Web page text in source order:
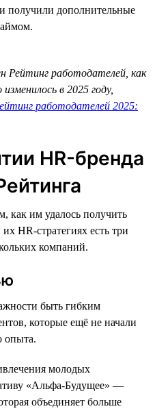
получили дополнительные
Рейтинг работодателей, как
в 2025 году,
работодателей 2025:
HR-бренда
как им удалось получить
HR-стратегиях есть три
компаний.
быть гибким
которые ещё не начали
опыта.
молодых
«Альфа-Будущее» —
объединяет больше